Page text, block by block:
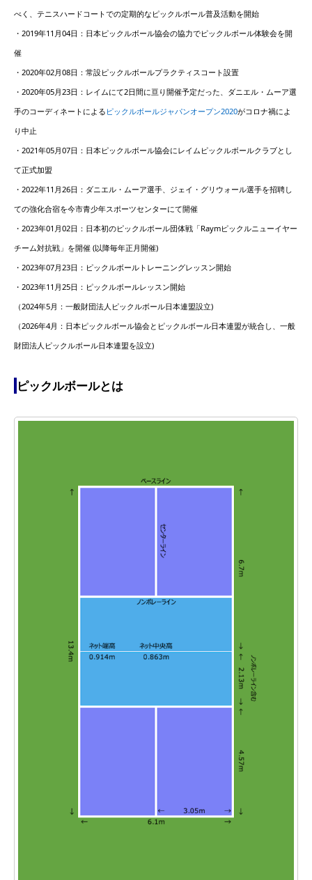
べく、テニスハードコートでの定期的なピックルボール普及活動を開始
・2019年11月04日：日本ピックルボール協会の協力でピックルボール体験会を開
催
・2020年02月08日：常設ピックルボールプラクティスコート設置
・2020年05月23日：レイムにて2日間に亘り開催予定だった、ダニエル・ムーア選
手のコーディネートによる ピックルボールジャパンオープン2020がコロナ禍によ
り中止
・2021年05月07日：日本ピックルボール協会にレイムピックルボールクラブとし
て正式加盟
・2022年11月26日：ダニエル・ムーア選手、ジェイ・グリウォール選手を招聘し
ての強化合宿を今市青少年スポーツセンターにて開催
・2023年01月02日：日本初のピックルボール団体戦「Raymピックルニューイヤー
チーム対抗戦」を開催 (以降毎年正月開催)
・2023年07月23日：ピックルボールトレーニングレッスン開始
・2023年11月25日：ピックルボールレッスン開始
（2024年5月：一般財団法人ピックルボール日本連盟設立)
（2026年4月：日本ピックルボール協会とピックルボール日本連盟が統合し、一般
財団法人ピックルボール日本連盟を設立)
ピックルボールとは